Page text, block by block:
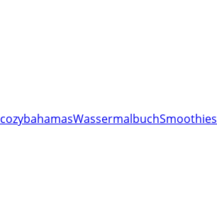
cozybahamasWassermalbuchSmoothies